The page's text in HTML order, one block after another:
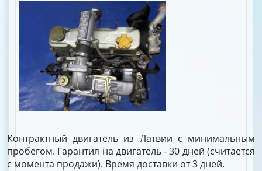
Контрактный двигатель из Латвии с минимальным
пробегом. Гарантия на двигатель - 30 дней (считается
с момента продажи). Время доставки от 3 дней.